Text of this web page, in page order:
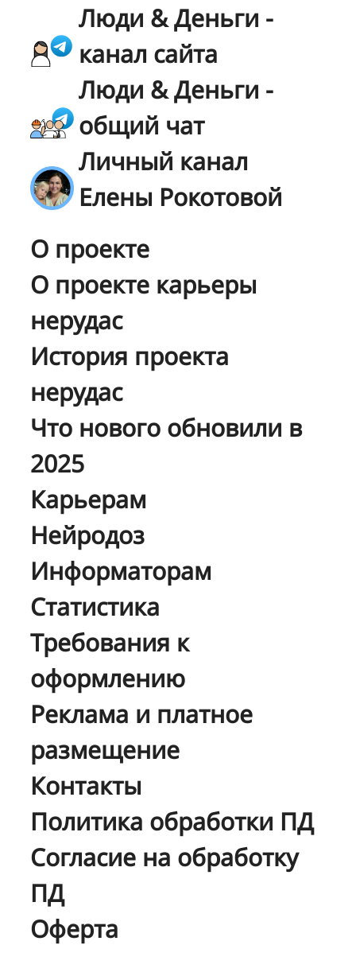
Люди & Деньги -
канал сайта
Люди & Деньги -
общий чат
Личный канал
Елены Рокотовой
О проекте
О проекте карьеры
нерудас
История проекта
нерудас
Что нового обновили в
2025
Карьерам
Нейродоз
Информаторам
Статистика
Требования к
оформлению
Реклама и платное
размещение
Контакты
Политика обработки ПД
Согласие на обработку
ПД
Оферта